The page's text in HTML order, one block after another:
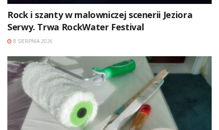
Rock i szanty w malowniczej scenerii Jeziora
Serwy. Trwa RockWater Festival
8 SIERPNIA 2026